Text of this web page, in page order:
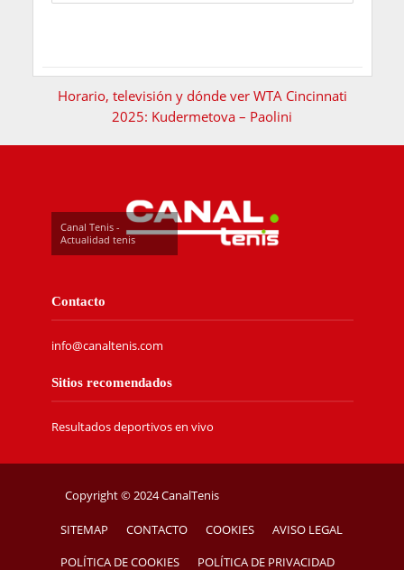
Horario, televisión y dónde ver WTA Cincinnati
2025: Kudermetova – Paolini
Canal Tenis -
Actualidad tenis
Contacto
info@canaltenis.com
Sitios recomendados
Resultados deportivos en vivo
Copyright © 2024 CanalTenis
SITEMAP CONTACTO COOKIES AVISO LEGAL
POLÍTICA DE COOKIES POLÍTICA DE PRIVACIDAD